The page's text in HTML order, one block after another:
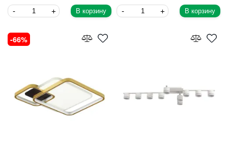
В корзину В корзину
66